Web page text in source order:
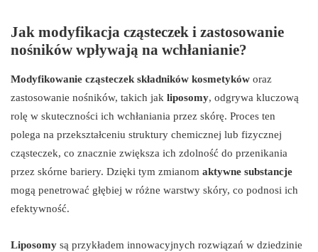
Jak modyfikacja cząsteczek i zastosowanie
nośników wpływają na wchłanianie?
Modyfikowanie cząsteczek składników kosmetyków oraz
zastosowanie nośników, takich jak liposomy, odgrywa kluczową
rolę w skuteczności ich wchłaniania przez skórę. Proces ten
polega na przekształceniu struktury chemicznej lub fizycznej
cząsteczek, co znacznie zwiększa ich zdolność do przenikania
przez skórne bariery. Dzięki tym zmianom aktywne substancje
mogą penetrować głębiej w różne warstwy skóry, co podnosi ich
efektywność.
Liposomy są przykładem innowacyjnych rozwiązań w dziedzinie